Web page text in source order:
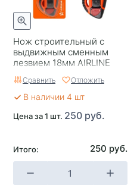
Нож строительный с
выдвижным сменным
лезвием 18мм AIRLINE
Сравнить Отложить
В наличии 4 шт
Цена за 1 шт. 250 руб.
Итого: 250 руб.